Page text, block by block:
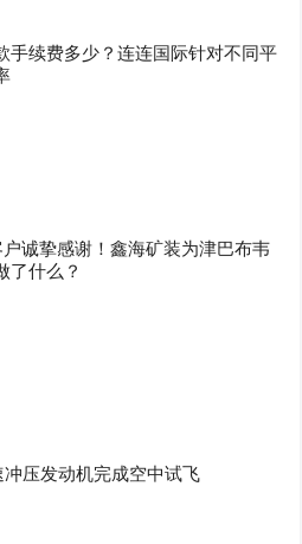
手续费多少？连连国际针对不同平
诚挚感谢！鑫海矿装为津巴布韦
了什么？
冲压发动机完成空中试飞